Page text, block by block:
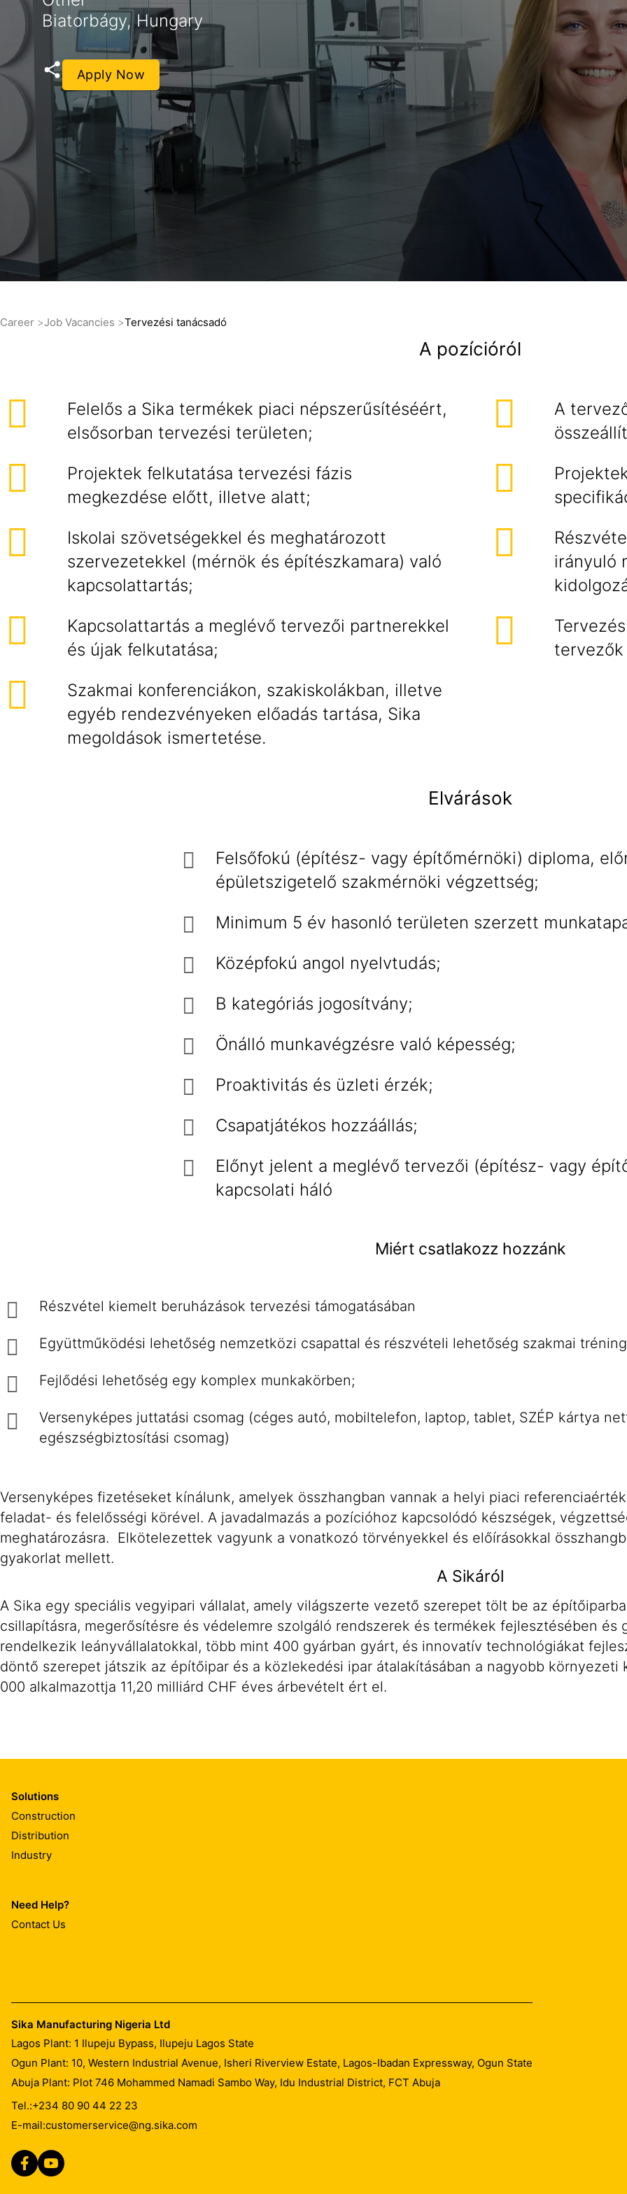
Biatorbágy, Hungary
Apply Now
Career Job Vacancies Tervezési tanácsadó
A pozícióról
Felelős a Sika termékek piaci népszerűsítéséért,
elsősorban tervezési területen;
A
Projektek felkutatása tervezési fázis
megkezdése előtt, illetve alatt;
Iskolai szövetségekkel és meghatározott
szervezetekkel (mérnök és építészkamara) való
kapcsolattartás;
irányuló
Kapcsolattartás a meglévő tervezői partnerekkel
és újak felkutatása;
Szakmai konferenciákon, szakiskolákban, illetve
egyéb rendezvényeken előadás tartása, Sika
megoldások ismertetése.
Elvárások
Felsőfokú (építész- vagy építőmérnöki) diploma,
épületszigetelő szakmérnöki végzettség;
Minimum 5 év hasonló területen szerzett
Középfokú angol nyelvtudás;
B kategóriás jogosítvány;
Önálló munkavégzésre való képesség;
Proaktivitás és üzleti érzék;
Csapatjátékos hozzáállás;
Előnyt jelent a meglévő tervezői (építész- vagy
kapcsolati háló
Miért csatlakozz hozzánk
Részvétel kiemelt beruházások tervezési támogatásában
Együttműködési lehetőség nemzetközi csapattal és részvételi lehetőség szakmai
Fejlődési lehetőség egy komplex munkakörben;
Versenyképes juttatási csomag (céges autó, mobiltelefon, laptop, tablet, SZÉP kártya
egészségbiztosítási csomag)
Versenyképes fizetéseket kínálunk, amelyek összhangban vannak a helyi piaci
feladat- és felelősségi körével. A javadalmazás a pozícióhoz kapcsolódó készségek,
meghatározásra. Elkötelezettek vagyunk a vonatkozó törvényekkel és előírásokkal
gyakorlat mellett.
A Sikáról
A Sika egy speciális vegyipari vállalat, amely világszerte vezető szerepet tölt be az
csillapításra, megerősítésre és védelemre szolgáló rendszerek és termékek fejlesztésében és
rendelkezik leányvállalatokkal, több mint 400 gyárban gyárt, és innovatív technológiákat
döntő szerepet játszik az építőipar és a közlekedési ipar átalakításában a nagyobb
000 alkalmazottja 11,20 milliárd CHF éves árbevételt ért el.
Solutions
Construction
Distribution
Industry
Need Help?
Contact Us
Sika Manufacturing Nigeria Ltd
Lagos Plant: 1 Ilupeju Bypass, Ilupeju Lagos State
Ogun Plant: 10, Western Industrial Avenue, Isheri Riverview Estate, Lagos-Ibadan Expressway, Ogun State
Abuja Plant: Plot 746 Mohammed Namadi Sambo Way, Idu Industrial District, FCT Abuja
Tel.:+234 80 90 44 22 23
E-mail:customerservice@ng.sika.com